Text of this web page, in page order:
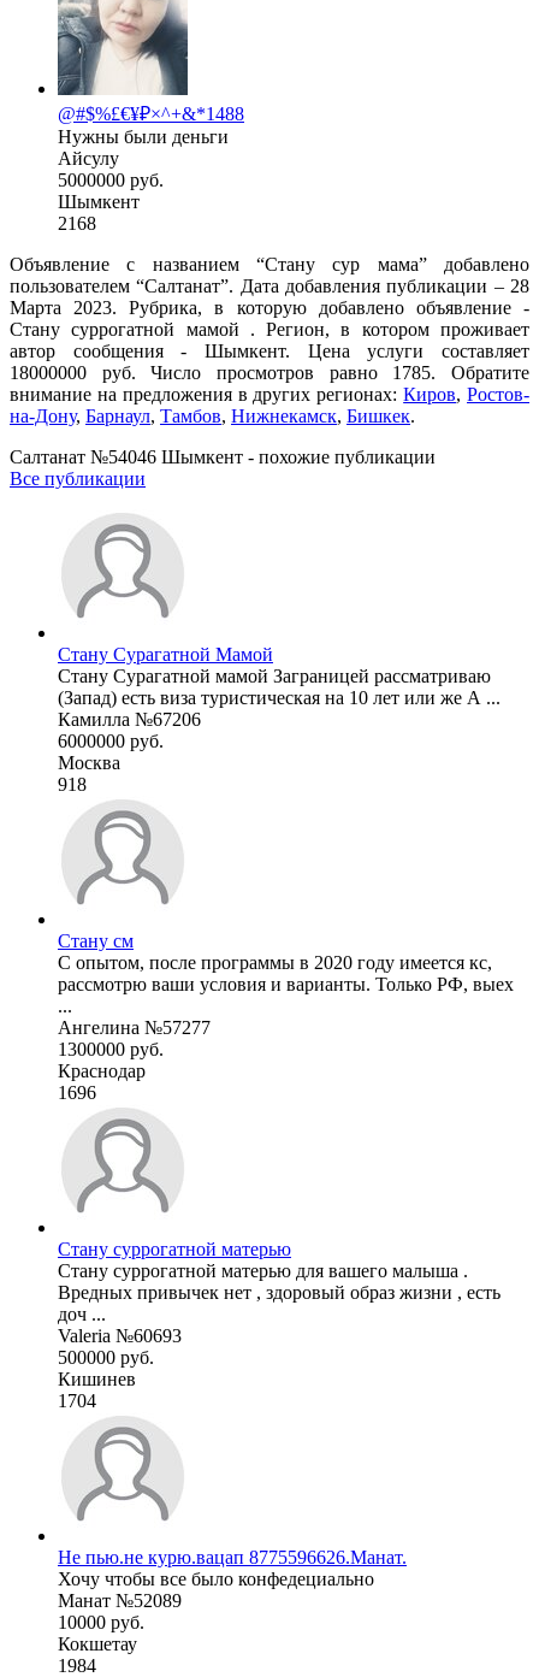
@#$%£€¥₽×^+&*1488
Нужны были деньги
Айсулу
5000000 руб.
Шымкент
2168
Объявление с названием “Стану сур мама” добавлено
пользователем “Салтанат”. Дата добавления публикации – 28
Марта 2023. Рубрика, в которую добавлено объявление -
Cтану суррогатной мамой . Регион, в котором проживает
автор сообщения - Шымкент. Цена услуги составляет
18000000 руб. Число просмотров равно 1785. Обратите
внимание на предложения в других регионах:Киров,Ростов-
на-Дону, Барнаул, Тамбов, Нижнекамск, Бишкек.
Салтанат №54046 Шымкент - похожие публикации
Все публикации
Стану Сурагатной Мамой
Стану Сурагатной мамой Заграницей рассматриваю
(Запад) есть виза туристическая на 10 лет или же А ...
Камилла №67206
6000000 руб.
Москва
918
Стану см
С опытом, после программы в 2020 году имеется кс,
рассмотрю ваши условия и варианты. Только РФ, выех
...
Ангелина №57277
1300000 руб.
Краснодар
1696
Стану суррогатной матерью
Стану суррогатной матерью для вашего малыша .
Вредных привычек нет , здоровый образ жизни , есть
доч ...
Valeria №60693
500000 руб.
Кишинев
1704
Не пью.не курю.вацап 8775596626.Манат.
Хочу чтобы все было конфедециально
Манат №52089
10000 руб.
Кокшетау
1984